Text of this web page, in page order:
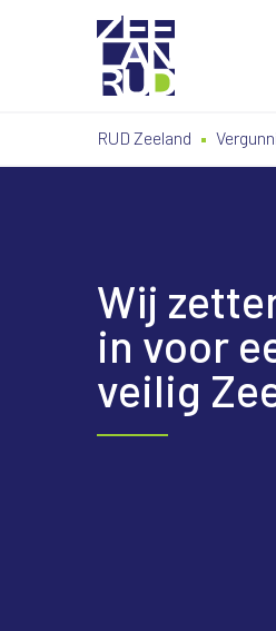
de
de
RUD Zeeland
Wij
in voor
veilig